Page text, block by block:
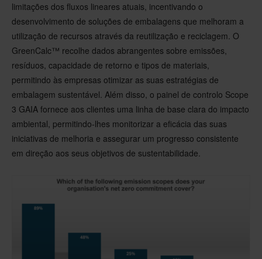
limitações dos fluxos lineares atuais, incentivando o
desenvolvimento de soluções de embalagens que melhoram a
utilização de recursos através da reutilização e reciclagem. O
GreenCalc™ recolhe dados abrangentes sobre emissões,
resíduos, capacidade de retorno e tipos de materiais,
permitindo às empresas otimizar as suas estratégias de
embalagem sustentável. Além disso, o painel de controlo Scope
3 GAIA fornece aos clientes uma linha de base clara do impacto
ambiental, permitindo-lhes monitorizar a eficácia das suas
iniciativas de melhoria e assegurar um progresso consistente
em direção aos seus objetivos de sustentabilidade.